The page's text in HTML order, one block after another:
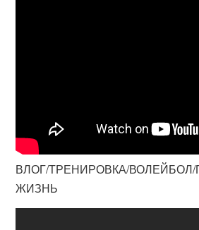
ВЛОГ/ТРЕНИРОВКА/
ЖИЗНЬ